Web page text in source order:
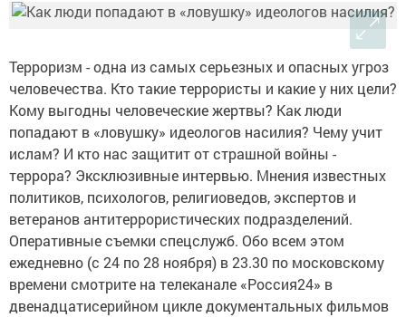
Терроризм - одна из самых серьезных и опасных угроз
человечества. Кто такие террористы и какие у них цели?
Кому выгодны человеческие жертвы? Как люди
попадают в «ловушку» идеологов насилия? Чему учит
ислам? И кто нас защитит от страшной войны -
террора? Эксклюзивные интервью. Мнения известных
политиков, психологов, религиоведов, экспертов и
ветеранов антитеррористических подразделений.
Оперативные съемки спецслужб. Обо всем этом
ежедневно (с 24 по 28 ноября) в 23.30 по московскому
времени смотрите на телеканале «Россия24» в
двенадцатисерийном цикле документальных фильмов